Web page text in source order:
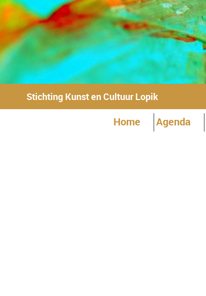
Stichting Kunst en Cultuur Lopik
Home Agenda